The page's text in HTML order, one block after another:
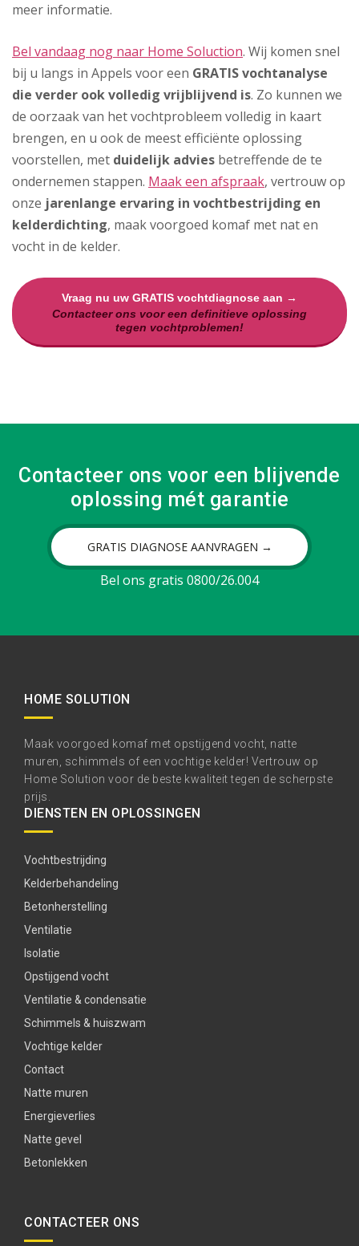
meer informatie.
Bel vandaag nog naar Home Soluction. Wij komen snel
bij u langs in Appels voor een GRATIS vochtanalyse
die verder ook volledig vrijblijvend is. Zo kunnen we
de oorzaak van het vochtprobleem volledig in kaart
brengen, en u ook de meest efficiënte oplossing
voorstellen, met duidelijk advies betreffende de te
ondernemen stappen. Maak een afspraak, vertrouw op
onze jarenlange ervaring in vochtbestrijding en
kelderdichting, maak voorgoed komaf met nat en
vocht in de kelder.
Vraag nu uw GRATIS vochtdiagnose aan →
Contacteer ons voor een definitieve oplossing
tegen vochtproblemen!
Contacteer ons voor een blijvende
oplossing mét garantie
GRATIS DIAGNOSE AANVRAGEN →
Bel ons gratis 0800/26.004
HOME SOLUTION
Maak voorgoed komaf met opstijgend vocht, natte
muren, schimmels of een vochtige kelder! Vertrouw op
Home Solution voor de beste kwaliteit tegen de scherpste
prijs.
DIENSTEN EN OPLOSSINGEN
Vochtbestrijding
Kelderbehandeling
Betonherstelling
Ventilatie
Isolatie
Opstijgend vocht
Ventilatie & condensatie
Schimmels & huiszwam
Vochtige kelder
Contact
Natte muren
Energieverlies
Natte gevel
Betonlekken
CONTACTEER ONS